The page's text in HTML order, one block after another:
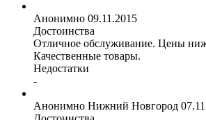
Анонимно 09.11.2015
Достоинства
Отличное обслуживание. Цены
Качественные товары.
Недостатки
-
Анонимно Нижний Новгород